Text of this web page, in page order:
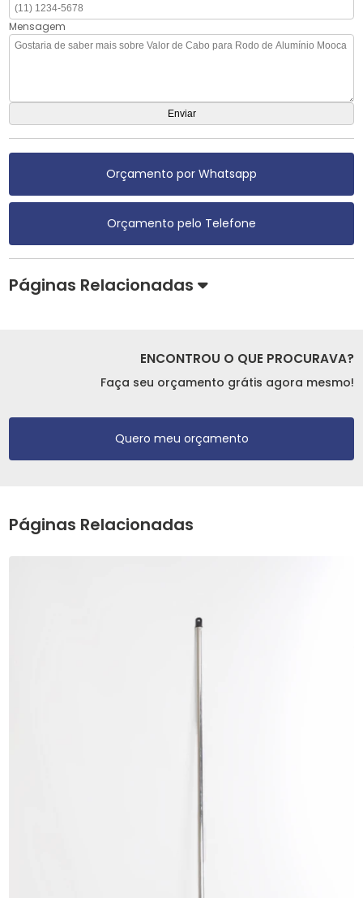
Mensagem
Orçamento por Whatsapp
Orçamento pelo Telefone
Páginas Relacionadas
ENCONTROU O QUE PROCURAVA?
Faça seu orçamento grátis agora mesmo!
Quero meu orçamento
Páginas Relacionadas